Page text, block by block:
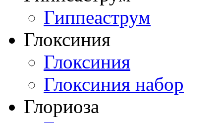
Гиппеаструм
Глоксиния
Глоксиния
Глоксиния набор
Глориоза